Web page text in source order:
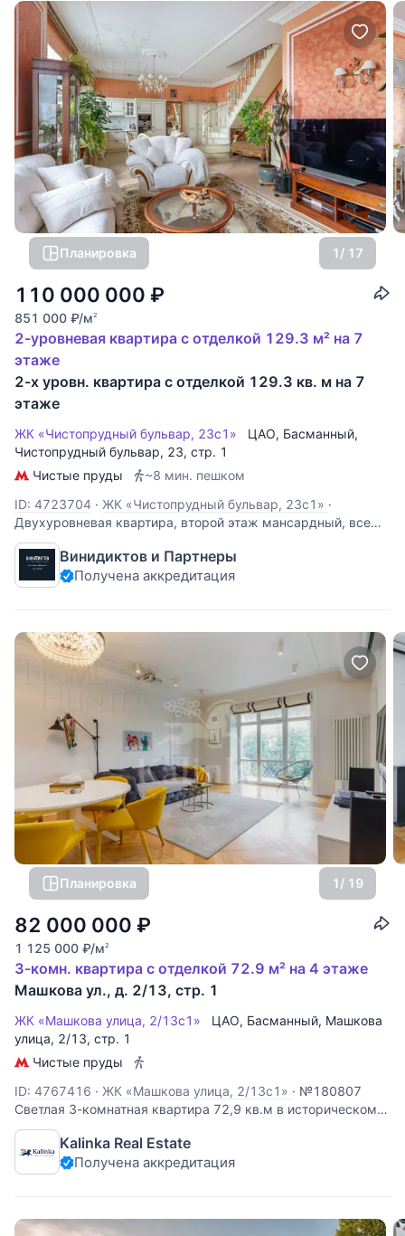
Планировка 1/ 17
110 000 000 ₽
851 000 ₽/м2
2-уровневая квартира с отделкой 129.3 м² на 7
этаже
2-х уровн. квартира с отделкой 129.3 кв. м на 7
этаже
ЖК «Чистопрудный бульвар, 23с1» ЦАО, Басманный,
Чистопрудный бульвар, 23, стр. 1
Чистые пруды
~8 мин. пешком
ID: 4723704 · ЖК «Чистопрудный бульвар, 23с1» ·
Двухуровневая квартира, второй этаж мансардный, все
узаконено, есть документы. Классика с элементами ар-
деко и легким, изысканным Французским провансом.
Много окон, очень светлая квартира с великолепными
Винидиктов и Партнеры
Получена аккредитация
Планировка 1/ 19
82 000 000 ₽
1 125 000 ₽/м2
3-комн. квартира с отделкой 72.9 м² на 4 этаже
Машкова ул., д. 2/13, стр. 1
ЖК «Машкова улица, 2/13с1» ЦАО, Басманный, Машкова
улица, 2/13, стр. 1
Чистые пруды
ID: 4767416 · ЖК «Машкова улица, 2/13с1» · №180807
Светлая 3-комнатная квартира 72,9 кв.м в историческом
центре Москвы. Планировка: прихожая, кухня, гостиная с
выходом на балкон, мастер-спальня с гардеробной,
детская спальня, ванная комната. В квартире выполнен
Kalinka Real Estate
Получена аккредитация